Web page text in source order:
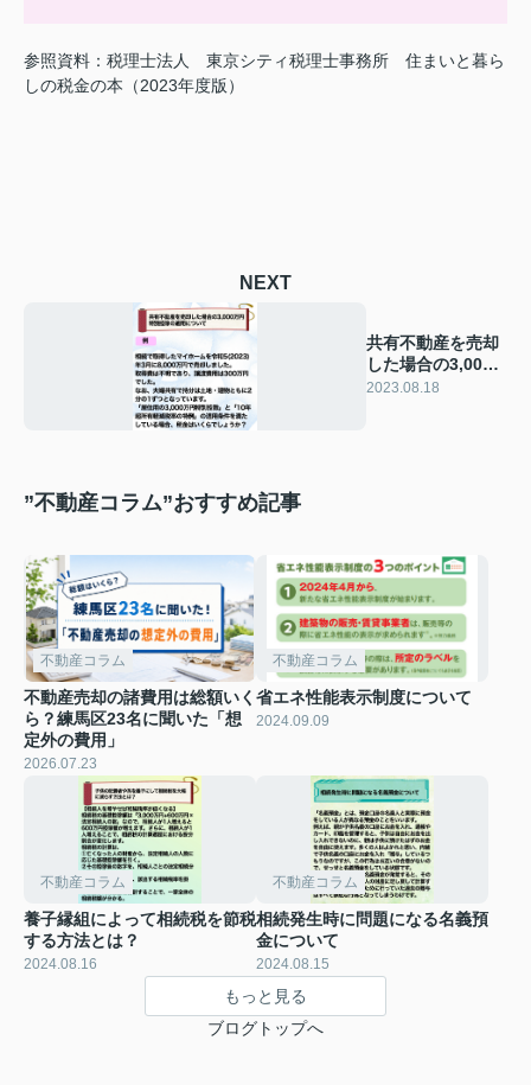
参照資料：税理士法人 東京シティ税理士事務所 住まいと暮ら
しの税金の本（2023年度版）
NEXT
共有不動産を売却
した場合の3,000
万円特別控除の適
2023.08.18
”不動産コラム”おすすめ記事
不動産コラム
不動産売却の諸費用は総額いく
ら？練馬区23名に聞いた「想
定外の費用」
2026.07.23
不動産コラム
省エネ性能表示制度について
2024.09.09
不動産コラム
養子縁組によって相続税を節税
する方法とは？
2024.08.16
不動産コラム
相続発生時に問題になる名義預
金について
2024.08.15
もっと見る
ブログトップへ